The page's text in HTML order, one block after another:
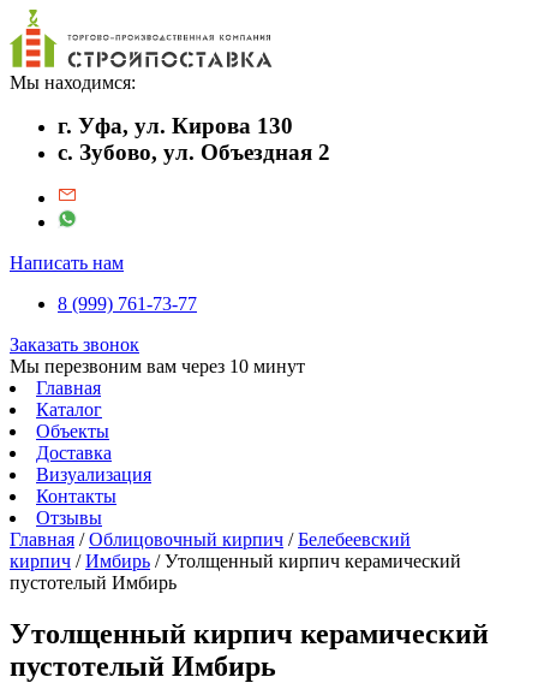
Мы находимся:
г. Уфа, ул. Кирова 130
с. Зубово, ул. Объездная 2
Написать нам
8 (999) 761-73-77
Заказать звонок
Мы перезвоним вам через 10 минут
Главная
Каталог
Объекты
Доставка
Визуализация
Контакты
Отзывы
Главная /Облицовочный кирпич /Белебеевский
кирпич /Имбирь / Утолщенный кирпич керамический
пустотелый Имбирь
Утолщенный кирпич керамический
пустотелый Имбирь